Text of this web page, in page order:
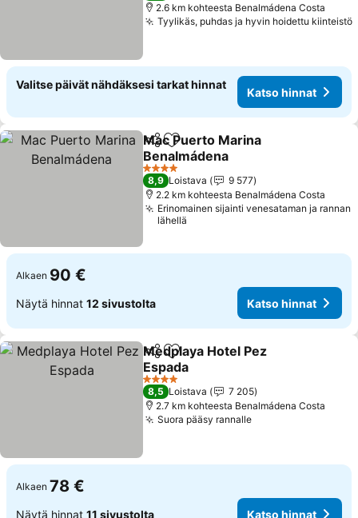
2.6 km kohteesta Benalmádena Costa
Tyylikäs, puhdas ja hyvin hoidettu kiinteistö
Valitse päivät nähdäksesi tarkat hinnat
Katso hinnat
Jaa Lisää suosikkeihin
Mac Puerto Marina
Benalmádena
Katso hinnat
4 Tähtiluokitus
8,9 Loistava
9 577
2.2 km kohteesta Benalmádena Costa
Erinomainen sijainti venesataman ja rannan
lähellä
Alkaen 90 €
Näytä hinnat 12 sivustolta Katso hinnat
Jaa Lisää suosikkeihin
Medplaya Hotel Pez
Espada
Katso hinnat
4 Tähtiluokitus
8,5 Loistava
7 205
2.7 km kohteesta Benalmádena Costa
Suora pääsy rannalleKatso hinnat
Alkaen 78 €
Näytä hinnat 11 sivustolta Katso hinnat